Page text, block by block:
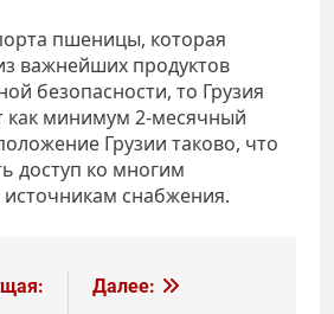
пшеницы, которая
важнейших продуктов
безопасности, то Грузия
как минимум 2-месячный
Грузии таково, что
доступ ко многим
снабжения.
Далее: